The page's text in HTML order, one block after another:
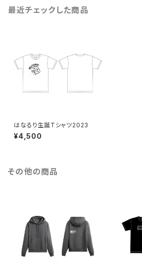
最近チェックした商品
はなるり生誕Tシャツ2023
¥4,500
その他の商品